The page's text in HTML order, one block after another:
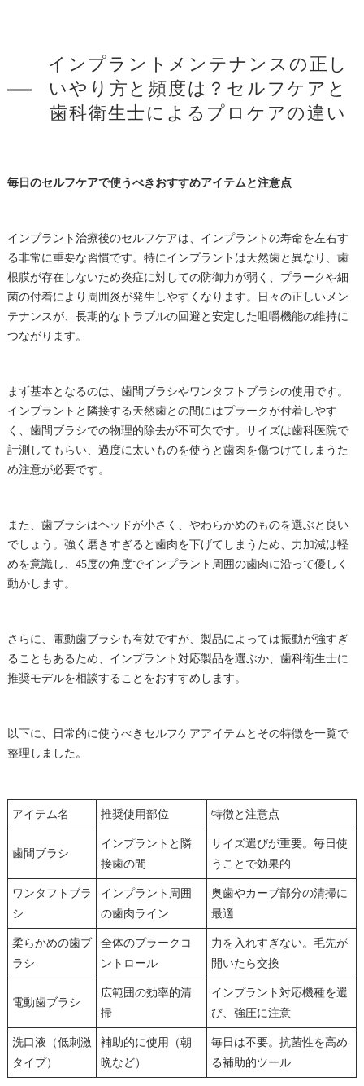
インプラントメンテナンスの正し
いやり方と頻度は？セルフケアと
歯科衛生士によるプロケアの違い
毎日のセルフケアで使うべきおすすめアイテムと注意点
インプラント治療後のセルフケアは、インプラントの寿命を左右す
る非常に重要な習慣です。特にインプラントは天然歯と異なり、歯
根膜が存在しないため炎症に対しての防御力が弱く、プラークや細
菌の付着により周囲炎が発生しやすくなります。日々の正しいメン
テナンスが、長期的なトラブルの回避と安定した咀嚼機能の維持に
つながります。
まず基本となるのは、歯間ブラシやワンタフトブラシの使用です。
インプラントと隣接する天然歯との間にはプラークが付着しやす
く、歯間ブラシでの物理的除去が不可欠です。サイズは歯科医院で
計測してもらい、過度に太いものを使うと歯肉を傷つけてしまうた
め注意が必要です。
また、歯ブラシはヘッドが小さく、やわらかめのものを選ぶと良い
でしょう。強く磨きすぎると歯肉を下げてしまうため、力加減は軽
めを意識し、45度の角度でインプラント周囲の歯肉に沿って優しく
動かします。
さらに、電動歯ブラシも有効ですが、製品によっては振動が強すぎ
ることもあるため、インプラント対応製品を選ぶか、歯科衛生士に
推奨モデルを相談することをおすすめします。
以下に、日常的に使うべきセルフケアアイテムとその特徴を一覧で
整理しました。
アイテム名 推奨使用部位 特徴と注意点
歯間ブラシ
インプラントと隣
接歯の間
サイズ選びが重要。毎日使
うことで効果的
ワンタフトブラ
シ
インプラント周囲
の歯肉ライン
奥歯やカーブ部分の清掃に
最適
柔らかめの歯ブ
ラシ
全体のプラークコ
ントロール
力を入れすぎない。毛先が
開いたら交換
電動歯ブラシ
広範囲の効率的清
掃
インプラント対応機種を選
び、強圧に注意
洗口液（低刺激
タイプ）
補助的に使用（朝
晩など）
毎日は不要。抗菌性を高め
る補助的ツール